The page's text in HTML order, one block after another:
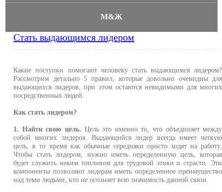
М&Ж
Стать выдающимся лидером
Какие поступки помогают человеку стать выдающимся лидером?
Рассмотрим детально 5 правил, которые довольно очевидны для
выдающихся лидеров, при этом остаются невидимыми для многих
посредственных людей.
Как стать лидером?
1. Найти свою цель. Цель это именно то, что объединяет между
собой многих лидеров. Выдающийся лидер всегда имеет четкую
цель, в то время как обычные середняки просто ходят на работу.
Чтобы стать лидером, нужно иметь определенную цель, которая
будет служить неким топливом для трудовой этики и страсти. Эти
компоненты позволяют лидерам иметь определенное преимущество
над теми людьми, кто не осознает всю значимость данной связи.